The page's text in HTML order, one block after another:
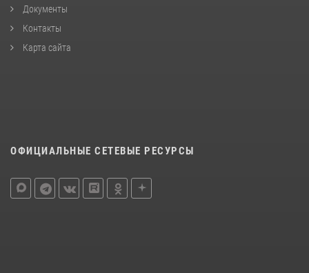
Документы
Контакты
Карта сайта
ОФИЦИАЛЬНЫЕ СЕТЕВЫЕ РЕСУРСЫ